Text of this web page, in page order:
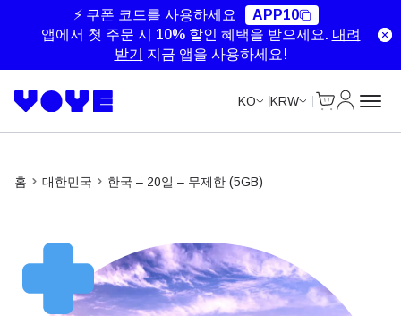
⚡ 쿠폰 코드를 사용하세요
APP10
앱에서 첫 주문 시 10% 할인 혜택을 받으세요. 내려
받기
지금 앱을 사용하세요!
KO KRW
홈 대한민국 한국 – 20일 – 무제한 (5GB)
Unlimited Data
Unlimited Data
Unlimited Data